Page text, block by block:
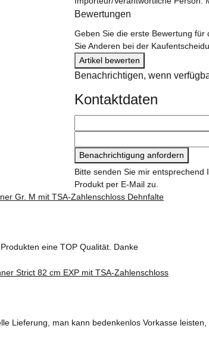
Bewertungen
Geben Sie die erste Bewertung für
Sie Anderen bei der
Artikel bewerten
Benachrichtigen, wenn
Kontaktdaten
Benachrichtigung anfordern
Bitte senden Sie mir entsprechend
Produkt per E-Mail zu.
eine TOP Qualität. Danke
Lieferung, man kann bedenkenlos Vorkasse leisten,